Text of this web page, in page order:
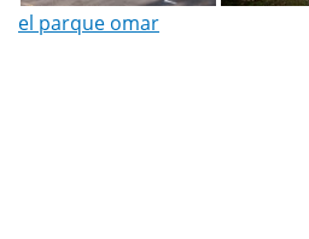
el parque omar